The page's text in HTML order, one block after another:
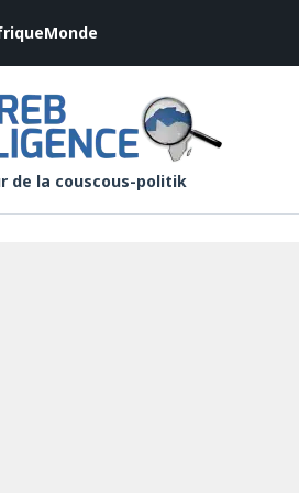
Monde
de la couscous-politik